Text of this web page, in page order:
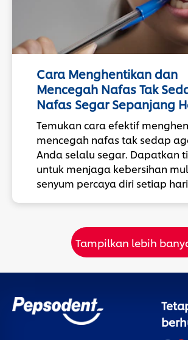
Cara Menghentikan dan
Mencegah Nafas Tak
Nafas Segar Sepanjang
Temukan cara efektif
mencegah nafas tak sedap
Anda selalu segar. Dapatkan
untuk menjaga kebersihan
senyum percaya diri setiap
Tampilkan lebih